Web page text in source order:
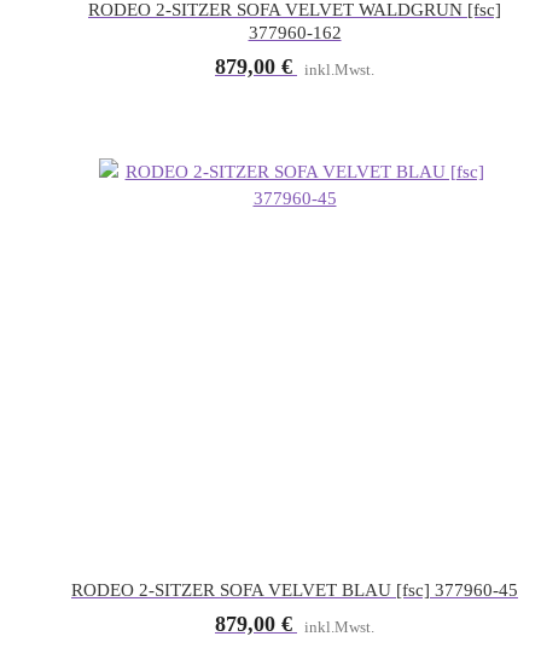
RODEO 2-SITZER SOFA VELVET WALDGRUN [fsc]
377960-162
879,00 € inkl.Mwst.
RODEO 2-SITZER SOFA VELVET BLAU [fsc] 377960-45
879,00 € inkl.Mwst.